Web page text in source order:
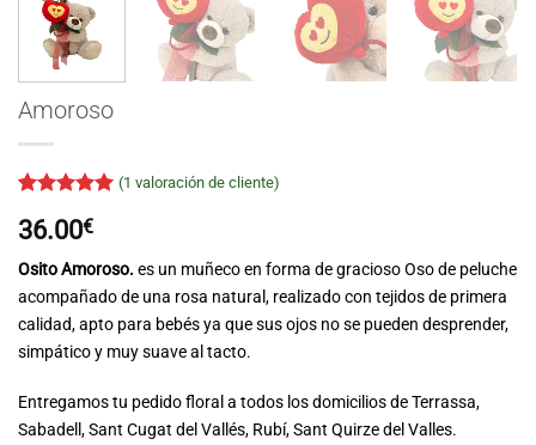
Amoroso
sobre 5
puntuación
de cliente
(1 valoración de cliente)
36.00€
Osito Amoroso. es un muñeco en forma de gracioso Oso de peluche
acompañado de una rosa natural, realizado con tejidos de primera
calidad, apto para bebés ya que sus ojos no se pueden desprender,
simpático y muy suave al tacto.
Entregamos tu pedido floral a todos los domicilios de Terrassa,
Sabadell, Sant Cugat del Vallés, Rubí, Sant Quirze del Valles.